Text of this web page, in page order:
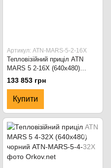
Артикул: ATN-MARS-5-2-16X
Тепловізійний приціл ATN
MARS 5 2-16X (640x480)
Чорний
133 853 грн
Купити